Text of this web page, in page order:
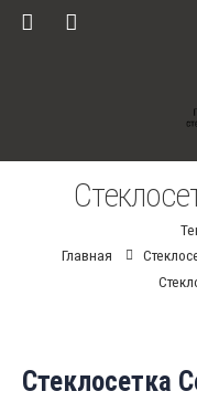
Главная
Стеклосетка